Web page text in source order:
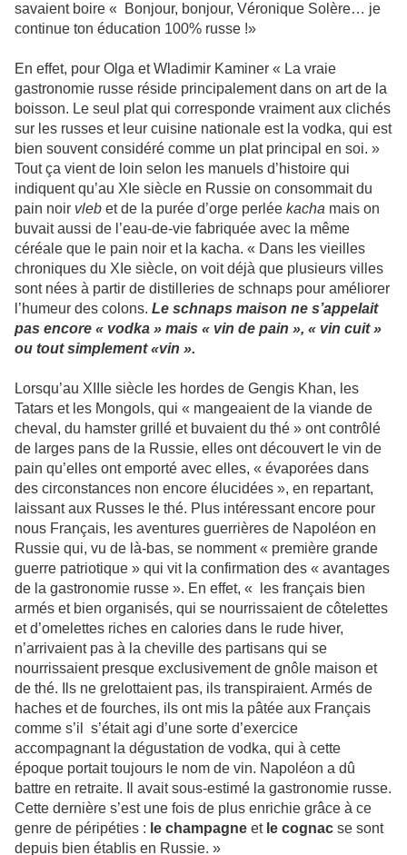
savaient boire « Bonjour, bonjour, Véronique Solère… je
continue ton éducation 100% russe !»
En effet, pour Olga et Wladimir Kaminer « La vraie
gastronomie russe réside principalement dans on art de la
boisson. Le seul plat qui corresponde vraiment aux clichés
sur les russes et leur cuisine nationale est la vodka, qui est
bien souvent considéré comme un plat principal en soi. »
Tout ça vient de loin selon les manuels d’histoire qui
indiquent qu’au XIe siècle en Russie on consommait du
pain noir vleb et de la purée d’orge perlée kacha mais on
buvait aussi de l’eau-de-vie fabriquée avec la même
céréale que le pain noir et la kacha. « Dans les vieilles
chroniques du XIe siècle, on voit déjà que plusieurs villes
sont nées à partir de distilleries de schnaps pour améliorer
l’humeur des colons. Le schnaps maison ne s’appelait
pas encore « vodka » mais « vin de pain », « vin cuit »
ou tout simplement «vin ».
Lorsqu’au XIIIe siècle les hordes de Gengis Khan, les
Tatars et les Mongols, qui « mangeaient de la viande de
cheval, du hamster grillé et buvaient du thé » ont contrôlé
de larges pans de la Russie, elles ont découvert le vin de
pain qu’elles ont emporté avec elles, « évaporées dans
des circonstances non encore élucidées », en repartant,
laissant aux Russes le thé. Plus intéressant encore pour
nous Français, les aventures guerrières de Napoléon en
Russie qui, vu de là-bas, se nomment « première grande
guerre patriotique » qui vit la confirmation des « avantages
de la gastronomie russe ». En effet, « les français bien
armés et bien organisés, qui se nourrissaient de côtelettes
et d’omelettes riches en calories dans le rude hiver,
n’arrivaient pas à la cheville des partisans qui se
nourrissaient presque exclusivement de gnôle maison et
de thé. Ils ne grelottaient pas, ils transpiraient. Armés de
haches et de fourches, ils ont mis la pâtée aux Français
comme s’il s’était agi d’une sorte d’exercice
accompagnant la dégustation de vodka, qui à cette
époque portait toujours le nom de vin. Napoléon a dû
battre en retraite. Il avait sous-estimé la gastronomie russe.
Cette dernière s’est une fois de plus enrichie grâce à ce
genre de péripéties : le champagne et le cognac se sont
depuis bien établis en Russie. »